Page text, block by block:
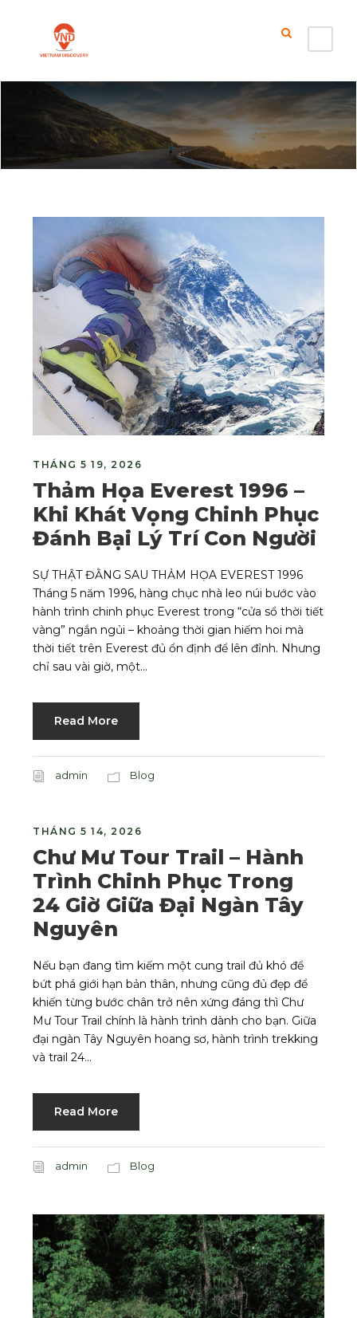
THÁNG 5 19, 2026
Thảm Họa Everest 1996 –
Khi Khát Vọng Chinh Phục
Đánh Bại Lý Trí Con Người
SỰ THẬT ĐẰNG SAU THẢM HỌA EVEREST 1996
Tháng 5 năm 1996, hàng chục nhà leo núi bước vào
hành trình chinh phục Everest trong “cửa sổ thời tiết
vàng” ngắn ngủi – khoảng thời gian hiếm hoi mà
thời tiết trên Everest đủ ổn định để lên đỉnh. Nhưng
chỉ sau vài giờ, một...
Read More
admin Blog
THÁNG 5 14, 2026
Chư Mư Tour Trail – Hành
Trình Chinh Phục Trong
24 Giờ Giữa Đại Ngàn Tây
Nguyên
Nếu bạn đang tìm kiếm một cung trail đủ khó để
bứt phá giới hạn bản thân, nhưng cũng đủ đẹp để
khiến từng bước chân trở nên xứng đáng thì Chư
Mư Tour Trail chính là hành trình dành cho bạn. Giữa
đại ngàn Tây Nguyên hoang sơ, hành trình trekking
và trail 24...
Read More
admin Blog